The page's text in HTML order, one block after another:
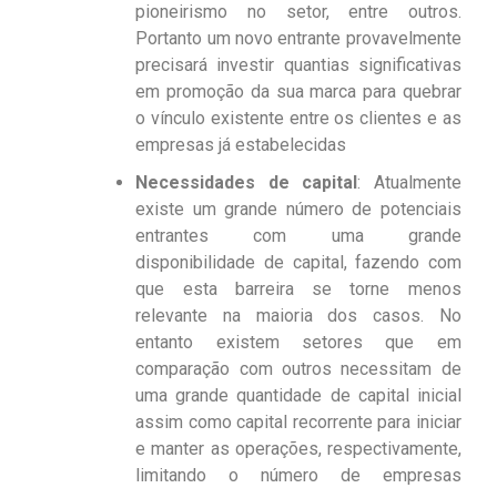
pioneirismo no setor, entre outros.
Portanto um novo entrante provavelmente
precisará investir quantias significativas
em promoção da sua marca para quebrar
o vínculo existente entre os clientes e as
empresas já estabelecidas
Necessidades de capital: Atualmente
existe um grande número de potenciais
entrantes com uma grande
disponibilidade de capital, fazendo com
que esta barreira se torne menos
relevante na maioria dos casos. No
entanto existem setores que em
comparação com outros necessitam de
uma grande quantidade de capital inicial
assim como capital recorrente para iniciar
e manter as operações, respectivamente,
limitando o número de empresas